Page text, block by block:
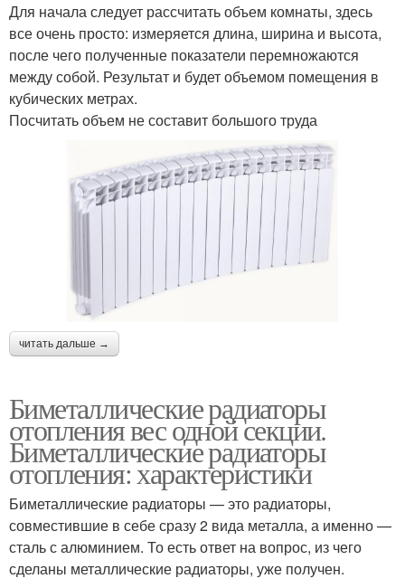
Для начала следует рассчитать объем комнаты, здесь
все очень просто: измеряется длина, ширина и высота,
после чего полученные показатели перемножаются
между собой. Результат и будет объемом помещения в
кубических метрах.
Посчитать объем не составит большого труда
читать дальше →
Биметаллические радиаторы
отопления вес одной секции.
Биметаллические радиаторы
отопления: характеристики
Биметаллические радиаторы — это радиаторы,
совместившие в себе сразу 2 вида металла, а именно —
сталь с алюминием. То есть ответ на вопрос, из чего
сделаны металлические радиаторы, уже получен.